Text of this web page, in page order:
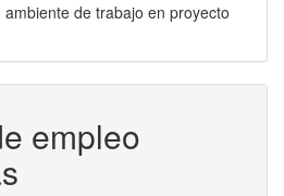
de trabajo en proyecto
empleo